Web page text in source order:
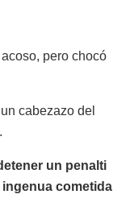
pero chocó
cabezazo del
un penalti
ingenua cometida